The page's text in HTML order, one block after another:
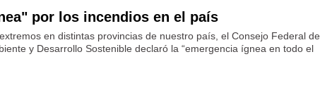
por los incendios en el país
en distintas provincias de nuestro país, el Consejo Federal de
y Desarrollo Sostenible declaró la “emergencia ígnea en todo el